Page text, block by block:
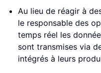
Au lieu de réagir à
le responsable des
temps réel les
sont transmises via
intégrés à leurs